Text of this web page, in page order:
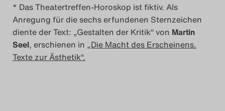
* Das Theatertreffen-Horoskop ist fiktiv. Als
Anregung für die sechs erfundenen Sternzeichen
diente der Text: „Gestalten der Kritik“ von Martin
Seel, erschienen in „Die Macht des Erscheinens.
Texte zur Ästhetik“.